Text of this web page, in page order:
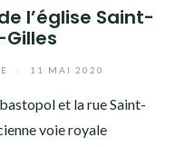
l’église Saint-
11 MAI 2020
et la rue Saint-
voie royale